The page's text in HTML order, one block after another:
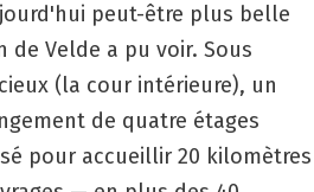
peut-être plus belle
de Velde a pu voir. Sous
(la cour intérieure), un
de quatre étages
pour accueillir 20 kilomètres